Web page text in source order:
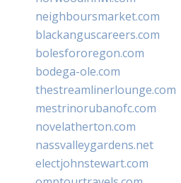
neighboursmarket.com
blackanguscareers.com
bolesfororegon.com
bodega-ole.com
thestreamlinerlounge.com
mestrinorubanofc.com
novelatherton.com
nassvalleygardens.net
electjohnstewart.com